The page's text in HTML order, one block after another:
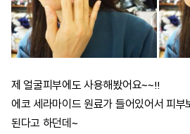
제 얼굴피부에도 사용해봤어요~~!!
에코 세라마이드 원료가 들어있어서 피부
된다고 하던데~